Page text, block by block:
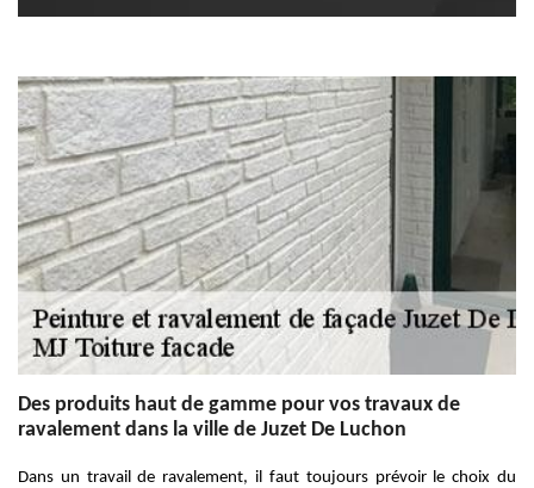
Des produits haut de gamme pour vos travaux de
ravalement dans la ville de Juzet De Luchon
Dans un travail de ravalement, il faut toujours prévoir le choix du